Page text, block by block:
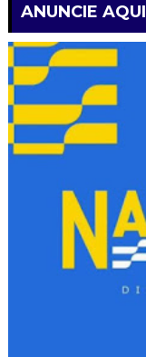
ANUNCIE